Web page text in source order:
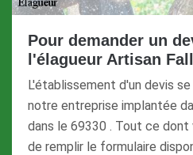
Pour demander un
l'élagueur Artisan
L'établissement d'un devis
notre entreprise implantée
dans le 69330 . Tout ce
de remplir le formulaire